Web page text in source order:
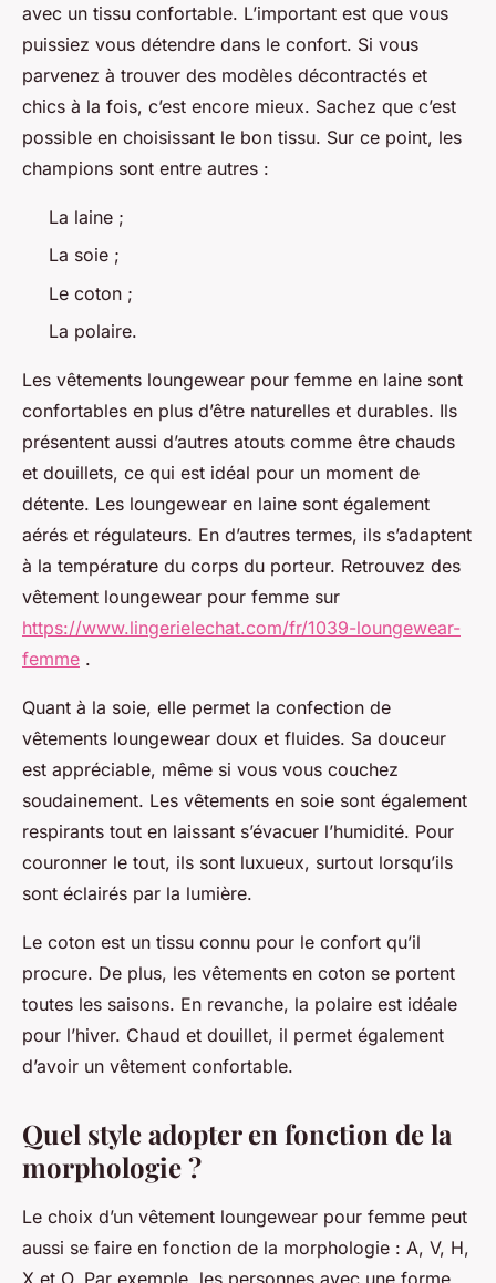
avec un tissu confortable. L’important est que vous
puissiez vous détendre dans le confort. Si vous
parvenez à trouver des modèles décontractés et
chics à la fois, c’est encore mieux. Sachez que c’est
possible en choisissant le bon tissu. Sur ce point, les
champions sont entre autres :
La laine ;
La soie ;
Le coton ;
La polaire.
Les vêtements loungewear pour femme en laine sont
confortables en plus d’être naturelles et durables. Ils
présentent aussi d’autres atouts comme être chauds
et douillets, ce qui est idéal pour un moment de
détente. Les loungewear en laine sont également
aérés et régulateurs. En d’autres termes, ils s’adaptent
à la température du corps du porteur. Retrouvez des
vêtement loungewear pour femme sur
https://www.lingerielechat.com/fr/1039-loungewear-
femme .
Quant à la soie, elle permet la confection de
vêtements loungewear doux et fluides. Sa douceur
est appréciable, même si vous vous couchez
soudainement. Les vêtements en soie sont également
respirants tout en laissant s’évacuer l’humidité. Pour
couronner le tout, ils sont luxueux, surtout lorsqu’ils
sont éclairés par la lumière.
Le coton est un tissu connu pour le confort qu’il
procure. De plus, les vêtements en coton se portent
toutes les saisons. En revanche, la polaire est idéale
pour l’hiver. Chaud et douillet, il permet également
d’avoir un vêtement confortable.
Quel style adopter en fonction de la
morphologie ?
Le choix d’un vêtement loungewear pour femme peut
aussi se faire en fonction de la morphologie : A, V, H,